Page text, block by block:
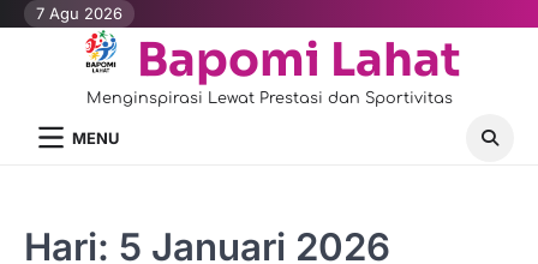
Skip7 Agu 2026
Bapomi Lahat
Menginspirasi Lewat Prestasi dan Sportivitas
MENU
Hari: 5 Januari 2026